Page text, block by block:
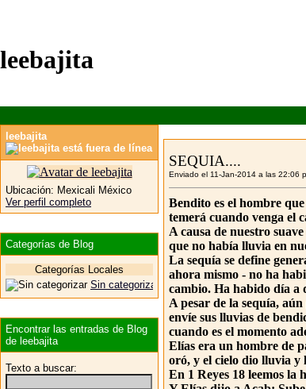
leebajita
SEQUIA....
Enviado el 11-Jan-2014 a las 22:06
Bendito es el hombre
temerá cuando venga el
A causa de nuestro
que no había lluvia en
La sequía se define
ahora mismo - no ha
cambio. Ha habido día a
A pesar de la sequía,
envíe sus lluvias de
cuando es el momento
Elías era un hombre de
oró, y el cielo dio lluvia
En 1 Reyes 18 leemos la
leebajita
Ubicación: Mexicali México
Ver perfil completo
Categorías de Blog
Categorías Locales
Sin categorizar
Encontrar las entradas de Blog
de leebajita
Texto a buscar: